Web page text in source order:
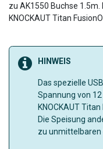
zu AK1550 Buchse
KNOCKAUT Titan
HINWEIS
Das spezielle
Spannung von
KNOCKAUT
Die Speisung
zu unmittelbaren